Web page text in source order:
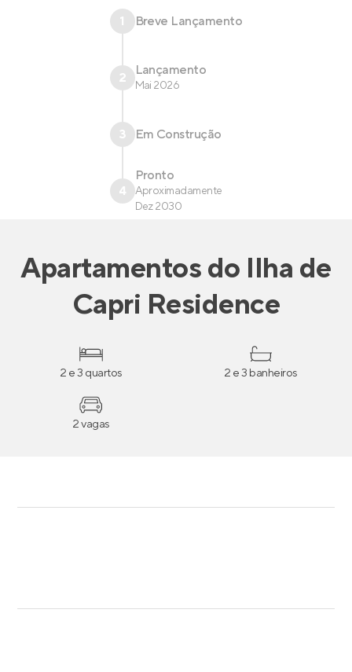
1 Breve Lançamento
2 Lançamento
Mai 2026
3 Em Construção
4
Pronto
Aproximadamente
Dez 2030
Apartamentosdo Ilha de
Capri Residence
2 e 3 quartos 2 e 3 banheiros
2 vagas